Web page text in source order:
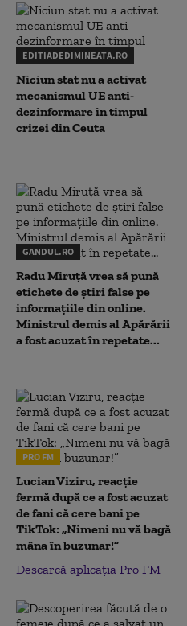
EDITIADEDIMINEATA.RO
Niciun stat nu a activat
mecanismul UE anti-
dezinformare în timpul
crizei din Ceuta
GANDUL.RO
Radu Miruţă vrea să pună
etichete de știri false pe
informațiile din online.
Ministrul demis al Apărării
a fost acuzat în repetate...
PRO FM
Lucian Viziru, reacție
fermă după ce a fost acuzat
de fani că cere bani pe
TikTok: „Nimeni nu vă bagă
mâna în buzunar!”
Descarcă aplicația Pro FM